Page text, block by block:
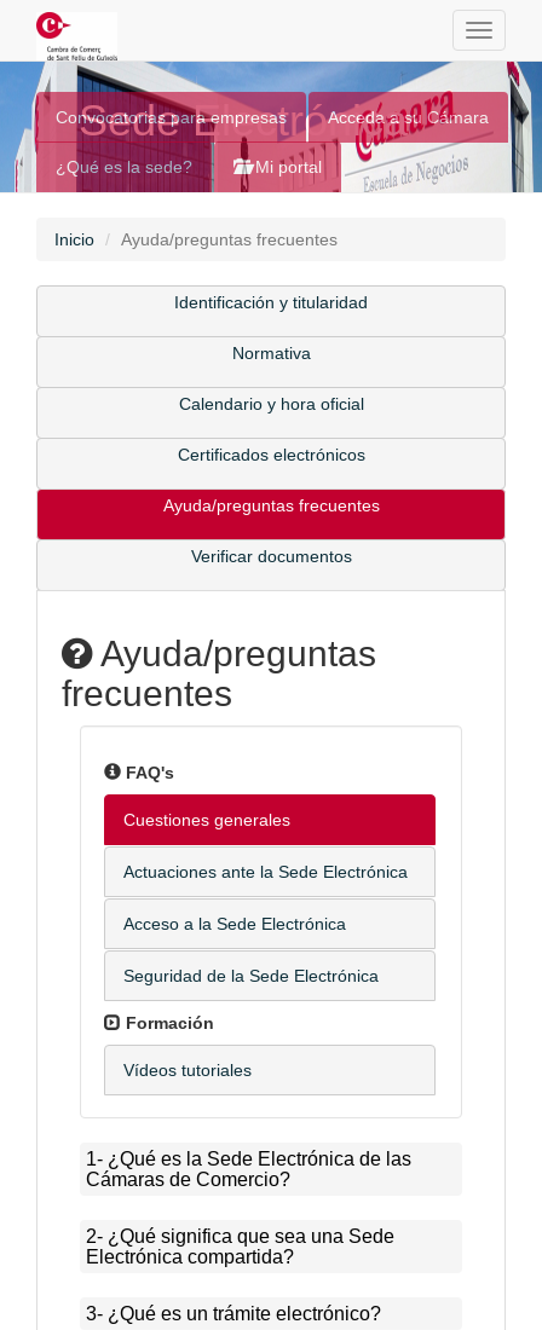
Toggle
Sede Electrónica
Convocatorias para empresas Acceda a su Cámara
¿Qué es la sede? Mi portal
Inicio Ayuda/preguntas frecuentes
Identificación y titularidad
Normativa
Calendario y hora oficial
Certificados electrónicos
Ayuda/preguntas frecuentes
Verificar documentos
Ayuda/preguntas
frecuentes
FAQ's
Cuestiones generales
Actuaciones ante la Sede Electrónica
Acceso a la Sede Electrónica
Seguridad de la Sede Electrónica
Formación
Vídeos tutoriales
1- ¿Qué es la Sede Electrónica de las
Cámaras de Comercio?
2- ¿Qué significa que sea una Sede
Electrónica compartida?
3- ¿Qué es un trámite electrónico?